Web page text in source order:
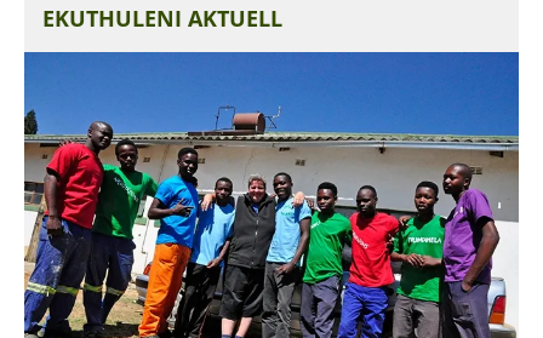
EKUTHULENI AKTUELL